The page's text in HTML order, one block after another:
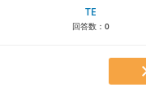
TE
回答数： 0